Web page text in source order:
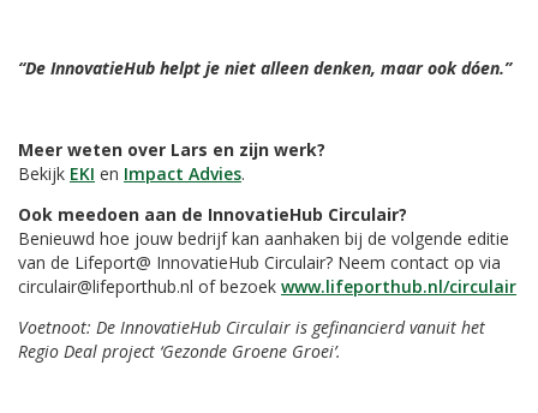
“De InnovatieHub helpt je niet alleen denken, maar ook dóen.”
Meer weten over Lars en zijn werk?
Bekijk EKI en Impact Advies.
Ook meedoen aan de InnovatieHub Circulair?
Benieuwd hoe jouw bedrijf kan aanhaken bij de volgende editie
van de Lifeport@ InnovatieHub Circulair? Neem contact op via
circulair@lifeporthub.nl of bezoek www.lifeporthub.nl/circulair
Voetnoot: De InnovatieHub Circulair is gefinancierd vanuit het
Regio Deal project ‘Gezonde Groene Groei’.